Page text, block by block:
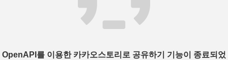
OpenAPI를 이용한 카카오스토리로 공유하기 기능이 종료되었